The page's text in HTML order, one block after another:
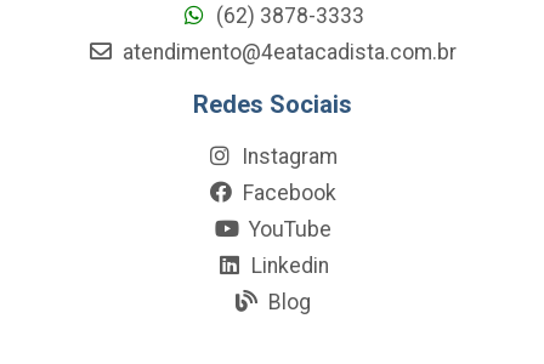
(62) 3878-3333
atendimento@4eatacadista.com.br
Redes Sociais
Instagram
Facebook
YouTube
Linkedin
Blog